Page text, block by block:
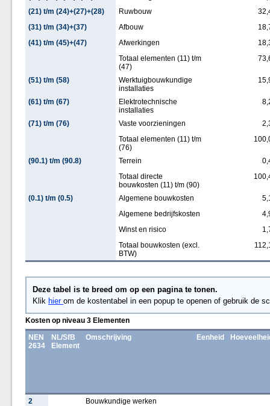
(21) t/m (24)+(27)+(28)
Ruwbouw
(31) t/m (34)+(37)
Afbouw
(41) t/m (45)+(47)
Afwerkingen
Totaal elementen (11) t/m
(47)
(51) t/m (58)
Werktuigbouwkundige
installaties
(61) t/m (67)
Elektrotechnische
installaties
(71) t/m (76) Vaste voorzieningen
Totaal elementen (11) t/m
(76)
(90.1) t/m (90.8) Terrein
Totaal directe
bouwkosten (11) t/m (90)
(0.1) t/m (0.5) Algemene bouwkosten
Algemene bedrijfskosten
Winst en risico
Totaal bouwkosten (excl.
BTW)
Deze tabel is te breed om op een pagina te tonen.
Klik hier om de kostentabel in een popup te openen of gebruik de
Kosten op niveau 3 Elementen
NEN
2634
NL/SfB
Element
Omschrijving Eenheid
2 Bouwkundige werken